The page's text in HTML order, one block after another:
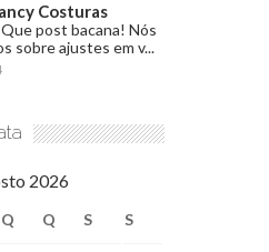
Costuras
post bacana! Nós
sobre ajustes em v...
2026
Q Q S S